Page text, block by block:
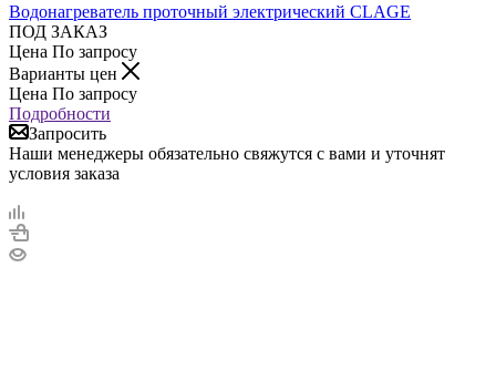
Водонагреватель проточный электрический CLAGE
ПОД ЗАКАЗ
Цена По запросу
Варианты цен
Цена По запросу
Подробности
Запросить
Наши менеджеры обязательно свяжутся с вами и уточнят
условия заказа